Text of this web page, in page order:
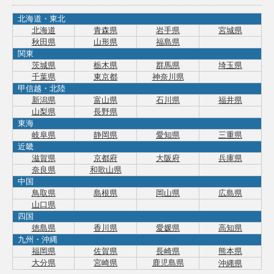
北海道・東北
北海道
青森県 岩手県
宮城県
秋田県
山形県
福島県
関東
茨城県
栃木県 群馬県
埼玉県
千葉県
東京都
神奈川県
甲信越・北陸
新潟県
富山県 石川県
福井県
山梨県
長野県
東海
岐阜県
静岡県 愛知県
三重県
近畿
滋賀県
京都府 大阪府
兵庫県
奈良県
和歌山県
中国
鳥取県
島根県 岡山県
広島県
山口県
四国
徳島県
香川県 愛媛県
高知県
九州・沖縄
福岡県
佐賀県 長崎県
熊本県
大分県
宮崎県 鹿児島県 沖縄県